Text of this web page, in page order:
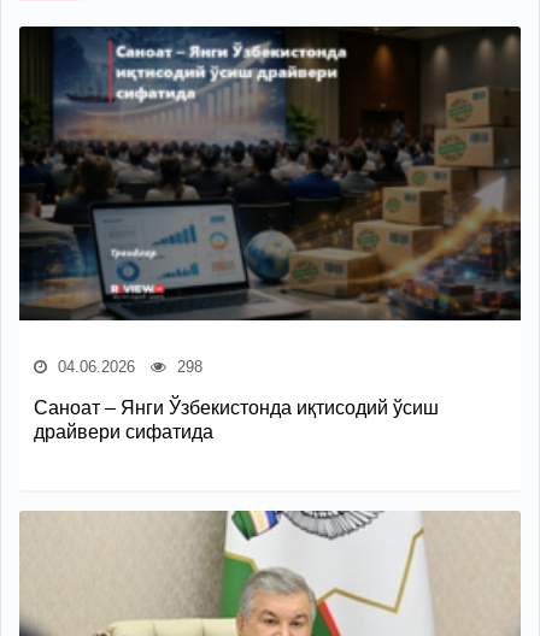
04.06.2026 298
Саноат – Янги Ўзбекистонда иқтисодий ўсиш
драйвери сифатида